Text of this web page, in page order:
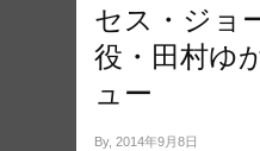
セス・ジョ
役・田村ゆ
ュー
By, 2014年9月8日